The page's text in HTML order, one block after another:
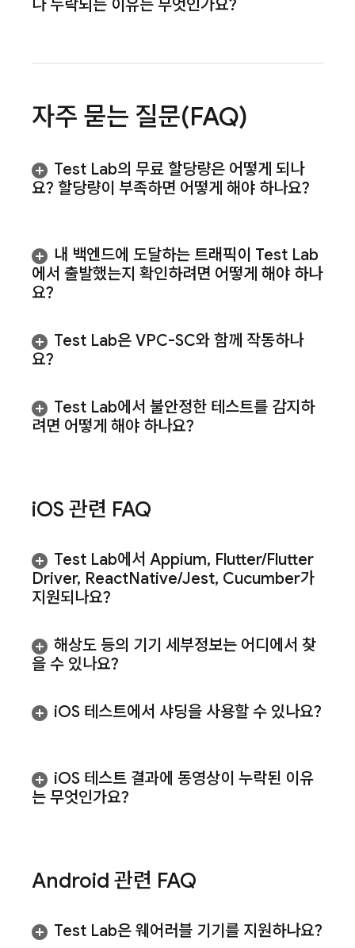
나 누락되는 이유는 무엇인가요?
자주 묻는 질문(FAQ)
Test Lab의 무료 할당량은 어떻게 되나
요? 할당량이 부족하면 어떻게 해야 하나요?
내 백엔드에 도달하는 트래픽이 Test Lab
에서 출발했는지 확인하려면 어떻게 해야 하나
요?
Test Lab은 VPC-SC와 함께 작동하나
요?
Test Lab에서 불안정한 테스트를 감지하
려면 어떻게 해야 하나요?
iOS 관련 FAQ
Test Lab에서 Appium, Flutter/Flutter
Driver, ReactNative/Jest, Cucumber가
지원되나요?
해상도 등의 기기 세부정보는 어디에서 찾
을 수 있나요?
iOS 테스트에서 샤딩을 사용할 수 있나요?
iOS 테스트 결과에 동영상이 누락된 이유
는 무엇인가요?
Android 관련 FAQ
Test Lab은 웨어러블 기기를 지원하나요?